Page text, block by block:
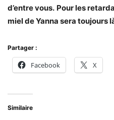
d’entre vous. Pour les
miel de Yanna sera toujours
Partager :
Facebook X
Similaire